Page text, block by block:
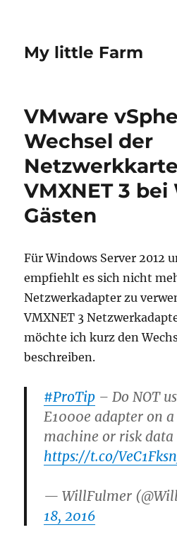
My little Farm
VMware
Wechsel der
VMXNET 3
Gästen
Für Windows Server 2012
empfiehlt es sich nicht
Netzwerkadapter zu
VMXNET 3
möchte ich kurz den
beschreiben.
#ProTip – Do NOT
E1000e adapter on
machine or risk
https://t.co/
— WillFulmer
18, 2016